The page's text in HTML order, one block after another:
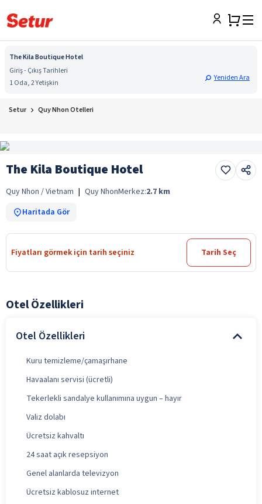
The Kila Boutique Hotel
Giriş - Çıkış Tarihleri
1 Oda, 2 Yetişkin
Yeniden Ara
Setur Quy Nhon Otelleri
The Kila Boutique Hotel
Quy Nhon / Vietnam | Quy NhonMerkez:2.7 km
Haritada Gör
Fiyatları görmek için tarih seçiniz Tarih Seç
Otel Özellikleri
Otel Özellikleri
Kuru temizleme/çamaşırhane
Havaalanı servisi (ücretli)
Tekerlekli sandalye kullanımına uygun – hayır
Valiz dolabı
Ücretsiz kahvaltı
24 saat açık resepsiyon
Genel alanlarda televizyon
Ücretsiz kablosuz internet